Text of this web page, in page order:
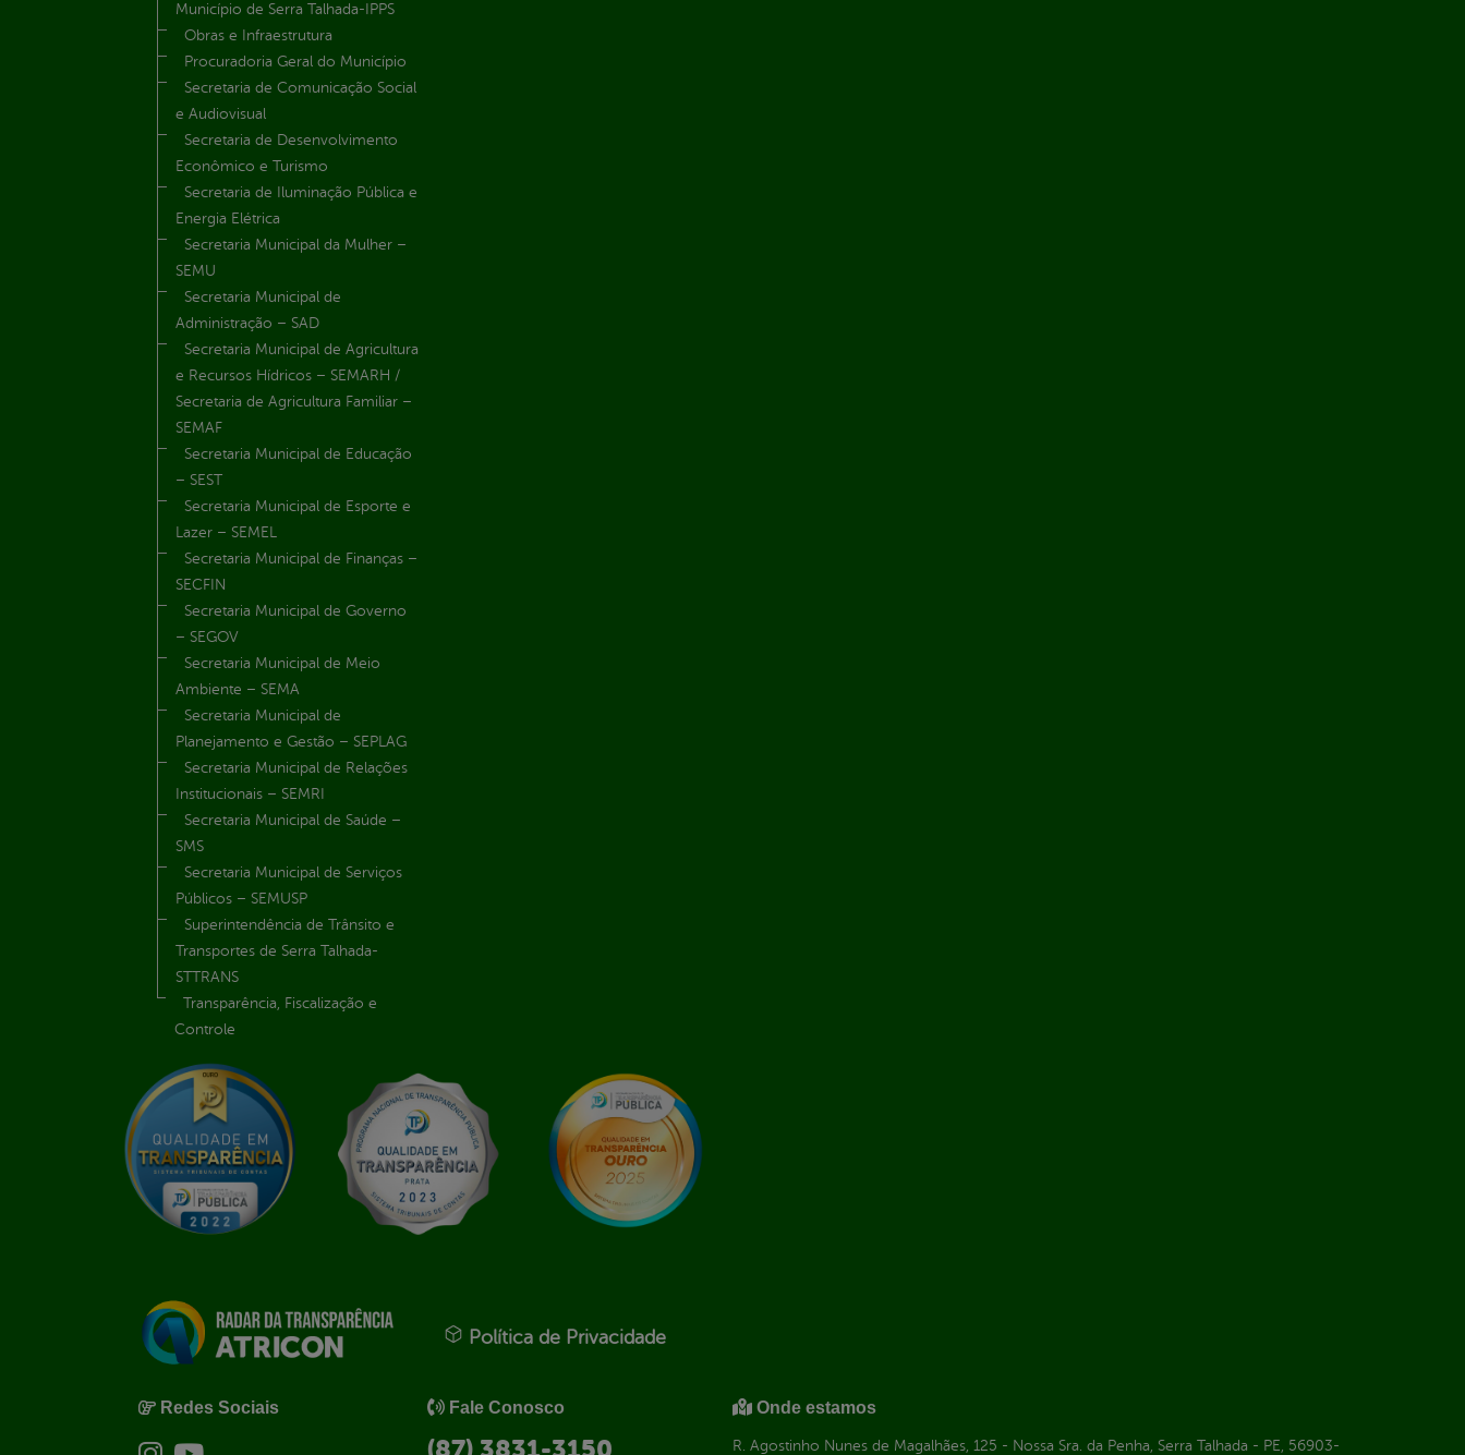
Município de Serra Talhada-IPPS
Obras e Infraestrutura
Procuradoria Geral do Município
Secretaria de Comunicação Social
e Audiovisual
Secretaria de Desenvolvimento
Econômico e Turismo
Secretaria de Iluminação Pública e
Energia Elétrica
Secretaria Municipal da Mulher –
SEMU
Secretaria Municipal de
Administração – SAD
Secretaria Municipal de Agricultura
e Recursos Hídricos – SEMARH /
Secretaria de Agricultura Familiar –
SEMAF
Secretaria Municipal de Educação
– SEST
Secretaria Municipal de Esporte e
Lazer – SEMEL
Secretaria Municipal de Finanças –
SECFIN
Secretaria Municipal de Governo
– SEGOV
Secretaria Municipal de Meio
Ambiente – SEMA
Secretaria Municipal de
Planejamento e Gestão – SEPLAG
Secretaria Municipal de Relações
Institucionais – SEMRI
Secretaria Municipal de Saúde –
SMS
Secretaria Municipal de Serviços
Públicos – SEMUSP
Superintendência de Trânsito e
Transportes de Serra Talhada-
STTRANS
Transparência, Fiscalização e
Controle
Política de Privacidade
Redes Sociais Fale Conosco Onde estamos
R. Agostinho Nunes de Magalhães, 125 - Nossa Sra. da Penha, Serra Talhada - PE, 56903-